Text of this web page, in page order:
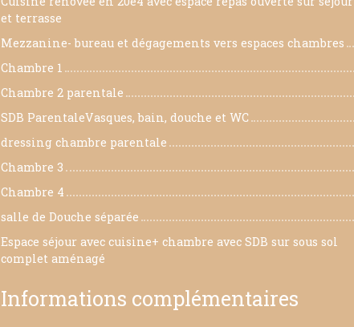
et terrasse
Mezzanine- bureau et dégagements vers espaces chambres
Chambre 1
Chambre 2 parentale
SDB ParentaleVasques, bain, douche et WC
dressing chambre parentale
Chambre 3
Chambre 4
salle de Douche séparée
Espace séjour avec cuisine+ chambre avec SDB sur sous sol
complet aménagé
Informations complémentaires